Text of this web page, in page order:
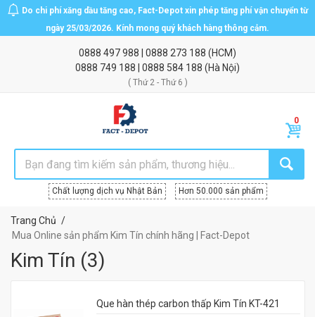
Do chi phí xăng dầu tăng cao, Fact-Depot xin phép tăng phí vận chuyển từ
ngày 25/03/2026. Kính mong quý khách hàng thông cảm.
0888 497 988 0888 273 188 (HCM)
0888 749 188
0888 584 188 (Hà Nội)
( Thứ 2 - Thứ 6 )
Chất lượng dịch vụ Nhật Bản Hơn 50.000 sản phẩm
Trang Chủ
Mua Online sản phẩm Kim Tín chính hãng | Fact-Depot
Kim Tín (3)
Que hàn thép carbon thấp Kim Tín KT-421